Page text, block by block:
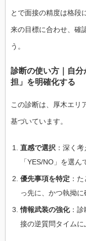
とで面接の精度は格段
来の目標に合わせ、確
う。
診断の使い方｜自
担」を明確化する
この診断は、厚木エリ
基づいています。
直感で選択 ：深く
「YES/NO」を選ん
優先事項を特定 ：
っ先に、かつ執拗に
情報武装の強化：診
接の逆質問タイムに